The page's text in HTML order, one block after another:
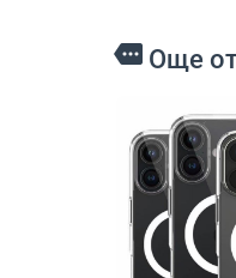
more Още